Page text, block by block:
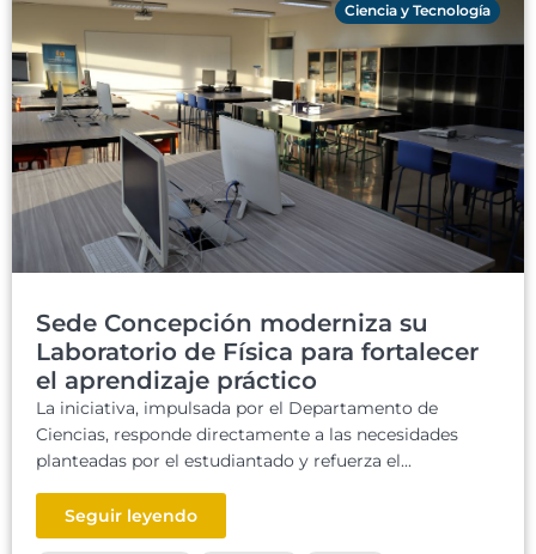
Ciencia y Tecnología
Sede Concepción moderniza su
Laboratorio de Física para fortalecer
el aprendizaje práctico
La iniciativa, impulsada por el Departamento de
Ciencias, responde directamente a las necesidades
planteadas por el estudiantado y refuerza el...
Seguir leyendo